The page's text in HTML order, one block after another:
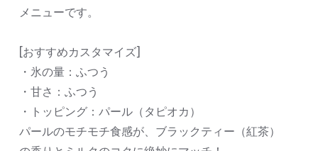
メニューです。
[おすすめカスタマイズ]
・氷の量：ふつう
・甘さ：ふつう
・トッピング：パール（タピオカ）
パールのモチモチ食感が、ブラックティー（紅茶）